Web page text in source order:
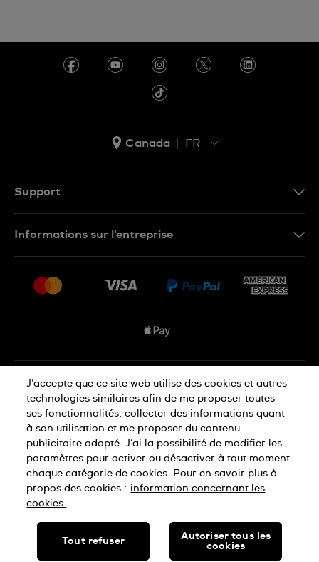
Canada
FR
Support
Conditions De Vente
Informations sur l'entreprise
Nous rejoindre
Déclaration de confidentialité
Déclaration concernant les cookies
Conditions d'utilisation
SWISS MADE
J’accepte que ce site web utilise des cookies et autres
technologies similaires afin de me proposer toutes
ses fonctionnalités, collecter des informations quant
à son utilisation et me proposer du contenu
publicitaire adapté. J’ai la possibilité de modifier les
paramètres pour activer ou désactiver à tout moment
chaque catégorie de cookies. Pour en savoir plus à
propos des cookies : information concernant les
cookies.
Tout refuser
Autoriser tous les
cookies